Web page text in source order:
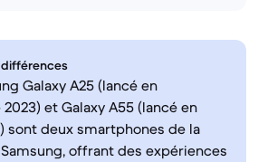
Galaxy A25 (lancé en
et Galaxy A55 (lancé en
sont deux smartphones de la
offrant des expériences